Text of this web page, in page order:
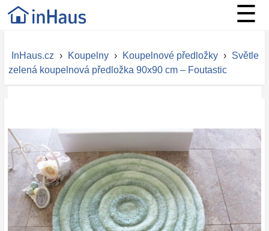
☰
InHaus.cz › Koupelny › Koupelnové předložky › Světle
zelená koupelnová předložka 90x90 cm – Foutastic